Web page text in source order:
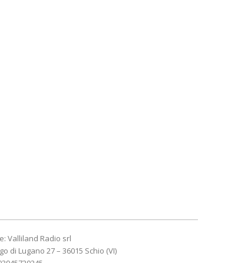
Valliland Radio srl
di Lugano 27 – 36015 Schio (VI)